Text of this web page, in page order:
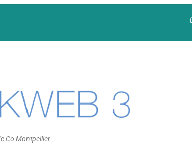
Co Montpellier